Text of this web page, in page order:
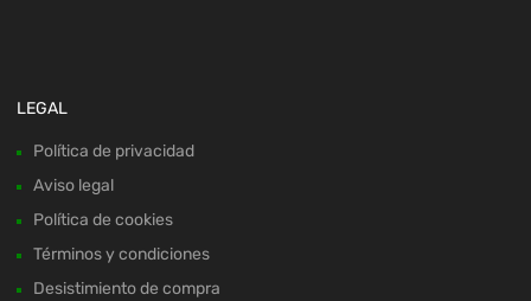
LEGAL
Política de privacidad
Aviso legal
Política de cookies
Términos y condiciones
Desistimiento de compra